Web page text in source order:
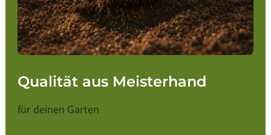
Qualität aus Meisterhand
für deinen Garten